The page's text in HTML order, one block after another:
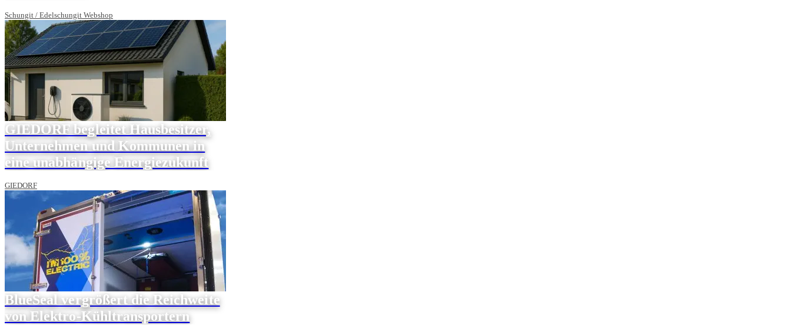
Schungit / Edelschungit Webshop
GIEDORF begleitet Hausbesitzer,
Unternehmen und Kommunen in
eine unabhängige Energiezukunft
GIEDORF
BlueSeal vergrößert die Reichweite
von Elektro-Kühltransportern